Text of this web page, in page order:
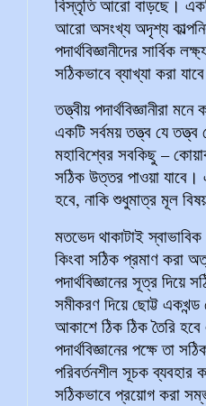
বিস্তৃতি আরো বাড়ছে।
আরো অসংখ্য অদৃশ্য
পদার্থবিজ্ঞানীদের
সঠিকভাবে ব্যাখ্যা করা
তত্ত্বীয় পদার্থবিজ্ঞানীরা
একটি সর্বময় তত্ত্ব যে
মহাবিশ্বের সবকিছু –
সঠিক উত্তর পাওয়া যাবে।
হবে, নাকি শুধুমাত্র মূল
মতভেদ থাকাটাই
কিংবা সঠিক প্রমাণ করা
পদার্থবিজ্ঞানের সূত্র দিয়ে
সমীকরণ দিয়ে ছোট্ট একখন্ড
আকাশে ঠিক ঠিক তৈরি
পদার্থবিজ্ঞানের পক্ষে তা
পরিবর্তনশীল সূচক ব্যবহার
সঠিকভাবে প্রয়োগ করা